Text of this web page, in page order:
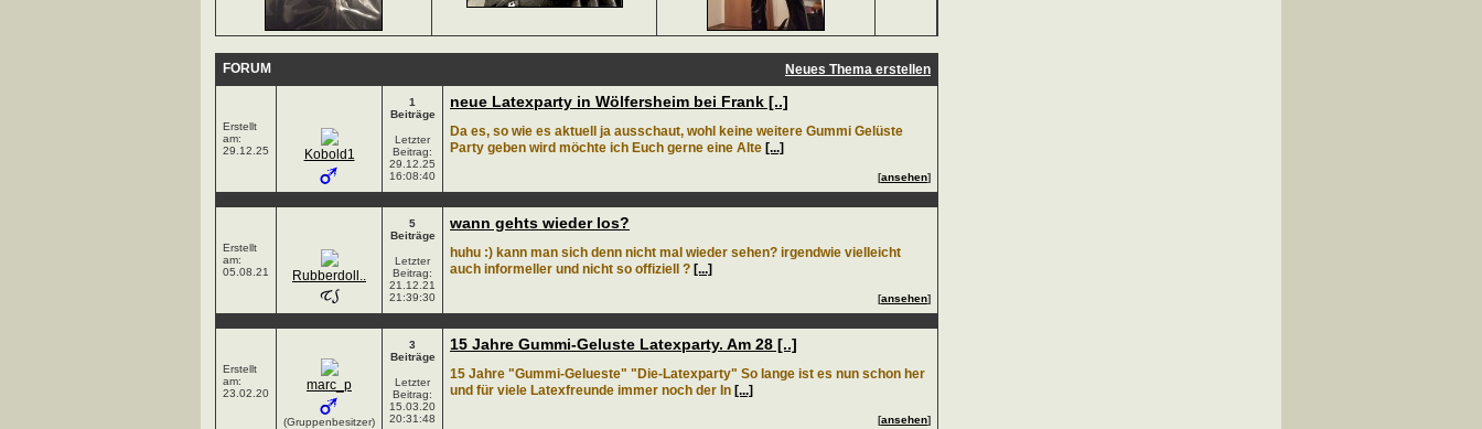
FORUM Neues Thema erstellen
Erstellt
am:
29.12.25
Kobold1
1
Beiträge
Letzter
Beitrag:
29.12.25
16:08:40
neue Latexparty in Wölfersheim bei Frank [..]
Da es, so wie es aktuell ja ausschaut, wohl keine weitere Gummi Gelüste
Party geben wird möchte ich Euch gerne eine Alte [...]
[ansehen]
Erstellt
am:
05.08.21
Rubberdoll..
5
Beiträge
Letzter
Beitrag:
21.12.21
21:39:30
wann gehts wieder los?
huhu :) kann man sich denn nicht mal wieder sehen? irgendwie vielleicht
auch informeller und nicht so offiziell ? [...]
[ansehen]
Erstellt
am:
23.02.20
marc_p
(Gruppenbesitzer)
3
Beiträge
Letzter
Beitrag:
15.03.20
20:31:48
15 Jahre Gummi-Geluste Latexparty. Am 28 [..]
15 Jahre "Gummi-Gelueste" "Die-Latexparty" So lange ist es nun schon her
und für viele Latexfreunde immer noch der In [...]
[ansehen]